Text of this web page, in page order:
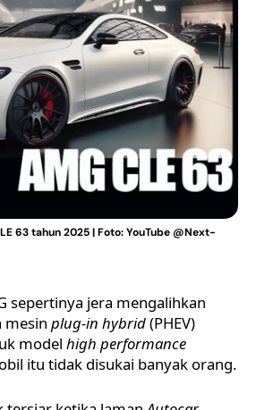
63 tahun 2025 | Foto: YouTube @Next-
sepertinya jera mengalihkan
mesin plug-in hybrid(PHEV)
model high performance
itu tidak disukai banyak orang.